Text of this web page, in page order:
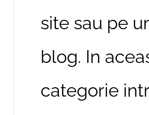
site sau pe
blog. In
categorie